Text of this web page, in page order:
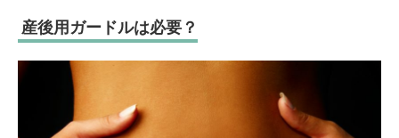
産後用ガードルは必要？